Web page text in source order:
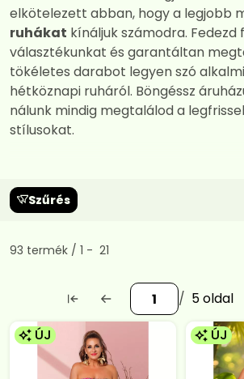
elkötelezett abban, hogy a legjobb
ruhákat kínáljuk számodra. Fedezd
választékunkat és garantáltan
tökéletes darabot legyen szó
hétköznapi ruháról. Böngéssz
nálunk mindig megtalálod a
stílusokat.
Szűrés
Összes termék a kategóriában
93 termék 1 21
5
ÚJ
ÚJ